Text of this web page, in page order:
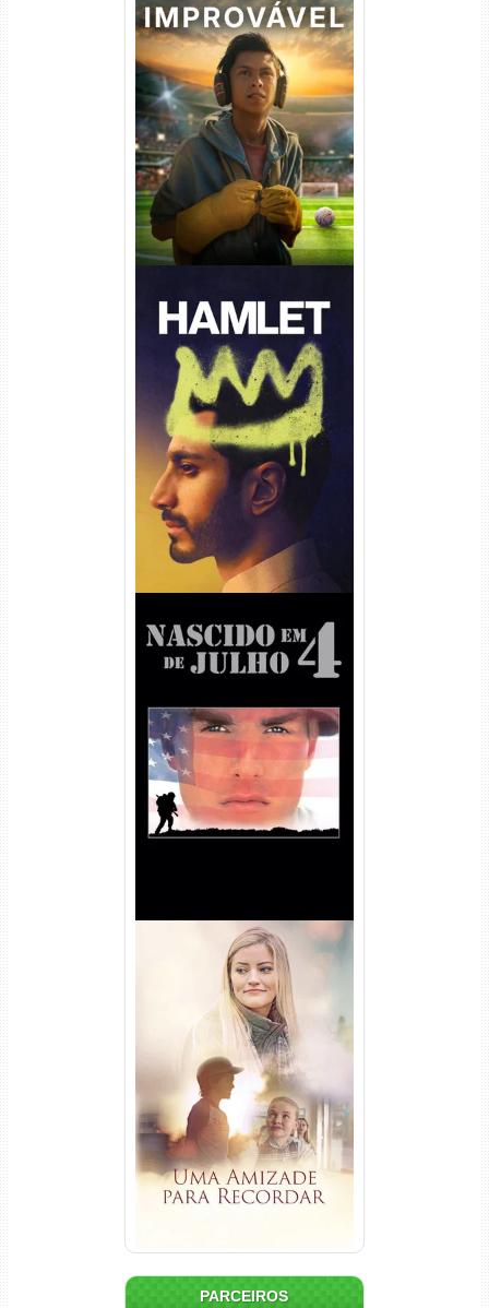
Um Goleiro Muito Improvável
Torrent (2026) WEB-DL 1080p
Dual Áudio
Hamlet Torrent (2026) WEB-
DL 1080p Dual Áudio
Nascido em 4 de Julho
Torrent (1989) WEB-DL 1080p
Dual Áudio
Uma Amizade para Recordar
Torrent (2025) WEB-DL 1080p
Dual Áudio
PARCEIROS